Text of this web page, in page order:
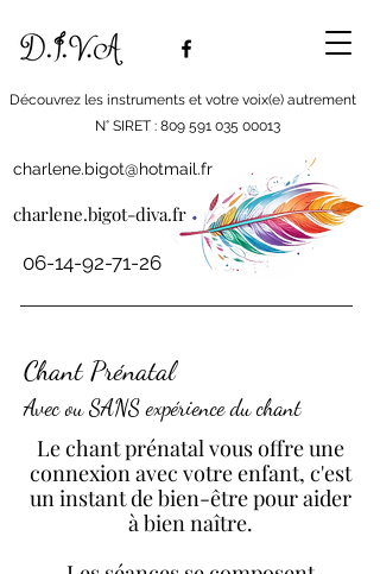
Découvrez les instruments et votre voix(e) autrement
N° SIRET : 809 591 035 00013
06-14-92-71-26
charlene.bigot@hotmail.fr
charlene.bigot-diva.fr
Chant Prénatal
Avec ouSANSexpérience du chant
Le chant prénatal vous offre une
connexion avec votre enfant, c'est
un instant de bien-être pour aider
à bien naître.